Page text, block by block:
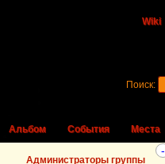
Wiki
Альбом События Места
Поиск:
-
Администраторы группы